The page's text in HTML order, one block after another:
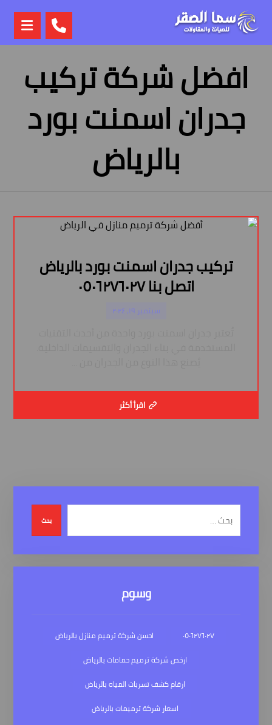
افضل شركة تركيب
جدران اسمنت بورد
بالرياض
تركيب جدران اسمنت بورد بالرياض
اتصل بنا ٠٥٠٦٢٧٦٠٢٧
سبتمبر ١٩, ٢٠٢٤
اقرأ أكثر
بحث
وسوم
٠٥٠٦٢٧٦٠٢٧
احسن شركة ترميم منازل بالرياض
ارخص شركة ترميم حمامات بالرياض
ارقام كشف تسربات المياه بالرياض
اسعار شركة ترميمات بالرياض